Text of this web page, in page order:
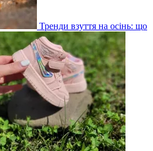
Тренди взуття на осінь: що